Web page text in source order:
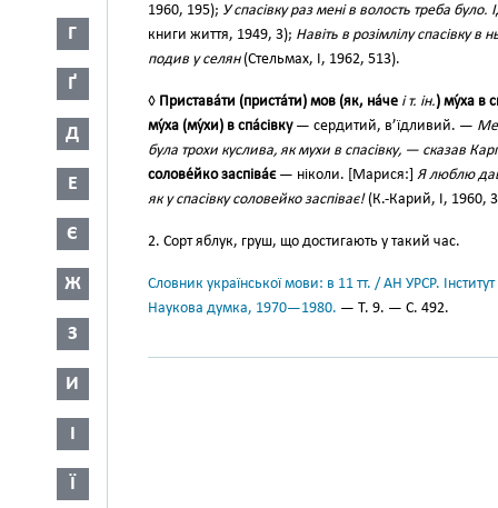
Г
Ґ
Д
Е
Є
Ж
З
И
І
Ї
1960, 195); У спасівку раз мені в волость треба
книги життя, 1949, 3); Навіть в розімлілу спасівку в
подив у селян(Стельмах, І, 1962, 513).
◊ Пристава́ти (приста́ти) мов (як, на́че і т. ін.) му́ха в
му́ха (му́хи) в спа́сівку— сердитий, в’їдливий. —
була трохи куслива, як мухи в спасівку, — сказав
солове́йко заспіва́є— ніколи. [Марися:] Я люблю
як у спасівку соловейко заспіває!(К.-Карий, І, 1960,
2. Сорт яблук, груш, що достигають у такий час.
Словник української мови: в 11 тт. / АН УРСР.
Наукова думка, 1970—1980. — Т. 9. — С. 492.